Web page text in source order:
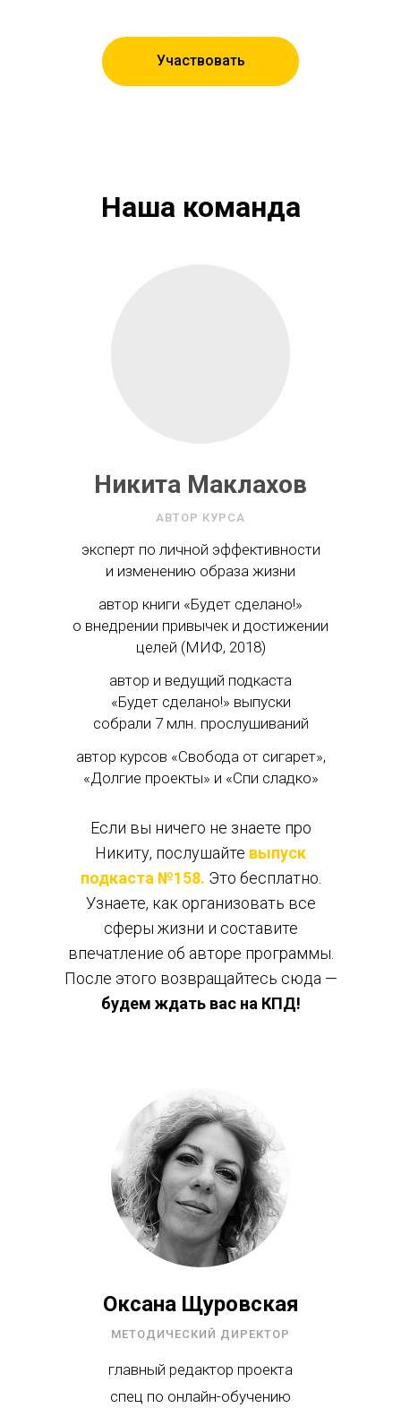
Участвовать
АВТОР КУРСА
Никита Маклахов
Наша команда
эксперт по личной эффективности
и изменению образа жизни
автор и ведущий подкаста
«Будет сделано!» выпуски
собрали 7 млн. прослушиваний
автор курсов «Свобода от сигарет»,
«Долгие проекты» и «Спи сладко»
автор книги «Будет сделано!»
о внедрении привычек и достижении
целей (МИФ, 2018)
Если вы ничего не знаете про
Никиту, послушайте выпуск
подкаста №158. Это бесплатно.
Узнаете, как организовать все
сферы жизни и составите
впечатление об авторе программы.
После этого возвращайтесь сюда —
будем ждать вас на КПД!
Оксана Щуровская
МЕТОДИЧЕСКИЙ ДИРЕКТОР
главный редактор проекта
спец по онлайн-обучению